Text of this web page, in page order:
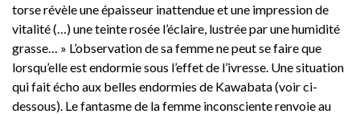
torse révèle une épaisseur inattendue et une impression de
vitalité (…) une teinte rosée l’éclaire, lustrée par une humidité
grasse… » L’observation de sa femme ne peut se faire que
lorsqu’elle est endormie sous l’effet de l’ivresse. Une situation
qui fait écho aux belles endormies de Kawabata (voir ci-
dessous). Le fantasme de la femme inconsciente renvoie au